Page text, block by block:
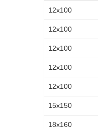
12x100
12x100
12x100
12x100
12x100
15x150
18x160